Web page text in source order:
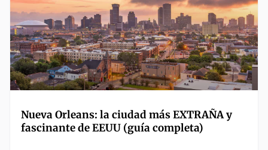
Nueva Orleans: la ciudad más EXTRAÑA y
fascinante de EEUU (guía completa)